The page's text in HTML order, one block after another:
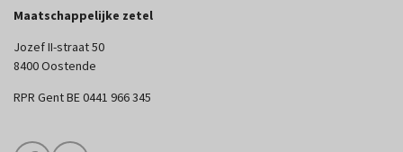
Maatschappelijke zetel
Jozef II-straat 50
8400 Oostende
RPR Gent BE 0441 966 345